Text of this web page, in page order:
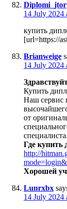
Diplomi_jtor
14 July 2024
купить
[url=https://
Brianweige
14 July 2024
Купить
Наш сервис
от
специалиста.
Где купить
http://
Хорошей
Lunrxbx
14 July 2024